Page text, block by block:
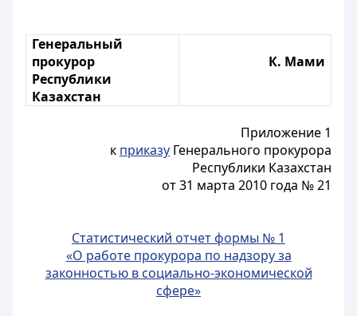
Генеральный
прокурор
Республики
Казахстан
К. Мами
Приложение 1
к приказу Генерального прокурора
Республики Казахстан
от 31 марта 2010 года № 21
Статистический отчет формы № 1
«О работе прокурора по надзору за
законностью в социально-экономической
сфере»